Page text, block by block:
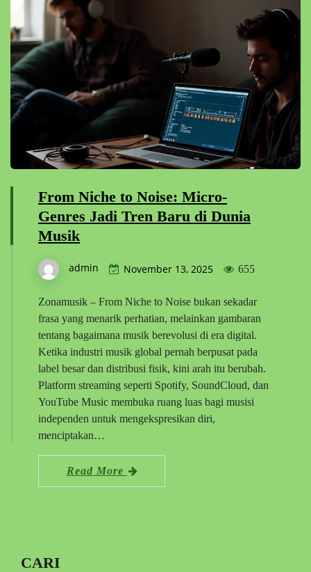
From Niche to Noise: Micro-
Genres Jadi Tren Baru di Dunia
Musik
admin November 13, 2025 655
Zonamusik – From Niche to Noise bukan sekadar
frasa yang menarik perhatian, melainkan gambaran
tentang bagaimana musik berevolusi di era digital.
Ketika industri musik global pernah berpusat pada
label besar dan distribusi fisik, kini arah itu berubah.
Platform streaming seperti Spotify, SoundCloud, dan
YouTube Music membuka ruang luas bagi musisi
independen untuk mengekspresikan diri,
menciptakan…
Read More
CARI